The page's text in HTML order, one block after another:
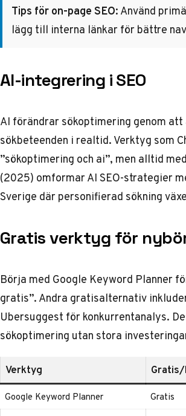
Tips för on-page SEO:Använd
lägg till interna länkar för bättre
AI-integrering i SEO
AI förändrar sökoptimering genom
sökbeteenden i realtid. Verktyg som
”sökoptimering och ai”, men alltid
(2025) omformar AI SEO-strategier
Sverige där personifierad sökning
Gratis verktyg för
Börja med Google Keyword Planner
gratis”. Andra gratisalternativ
Ubersuggest för konkurrentanalys.
sökoptimering utan stora
Verktyg
Google Keyword Planner Gratis